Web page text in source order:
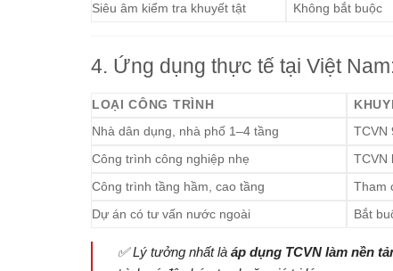
Siêu âm kiểm tra khuyết tật Không bắt buộc
4. Ứng dụng thực tế tại Việt
LOẠI CÔNG TRÌNH
Nhà dân dụng, nhà phố 1–4 tầng
TCVN
Công trình công nghiệp nhẹ TCVN
Công trình tầng hầm, cao tầng Tham
Dự án có tư vấn nước ngoài Bắt
✅ Lý tưởng nhất làáp dụng TCVN làm nền